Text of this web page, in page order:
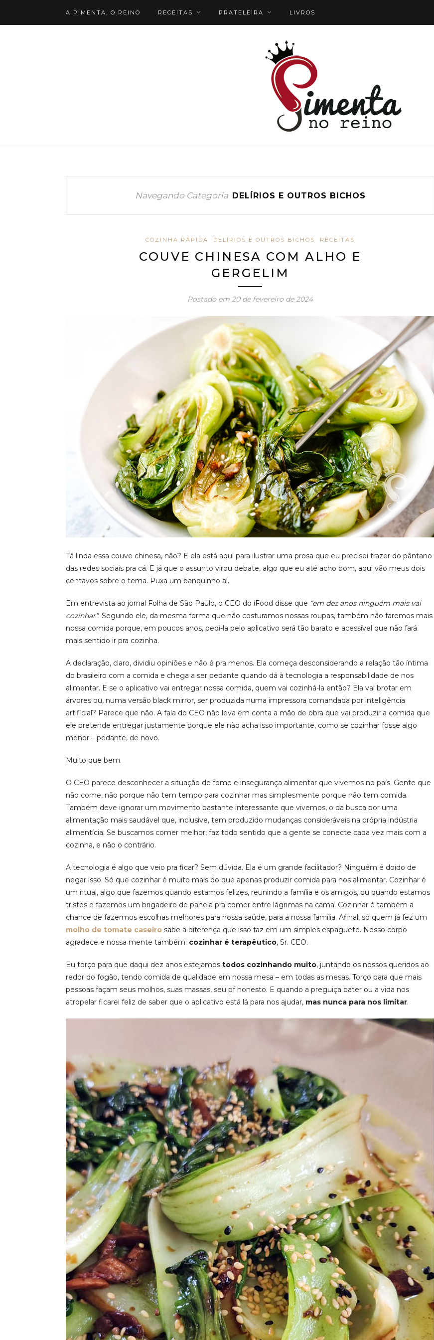
A PIMENTA, O REINO RECEITAS PRATELEIRA LIVROS
Navegando Categoria DELÍRIOS E OUTROS BICHOS
COZINHA RÁPIDA DELÍRIOS E OUTROS BICHOS RECEITAS
COUVE CHINESA COM ALHO E
GERGELIM
Postado em 20 de fevereiro de 2024
Tá linda essa couve chinesa, não? E ela está aqui para ilustrar uma prosa que eu precisei trazer do pântano
das redes sociais pra cá. E já que o assunto virou debate, algo que eu até acho bom, aqui vão meus dois
centavos sobre o tema. Puxa um banquinho aí.
Em entrevista ao jornal Folha de São Paulo, o CEO do iFood disse que “em dez anos ninguém mais vai
cozinhar”. Segundo ele, da mesma forma que não costuramos nossas roupas, também não faremos mais
nossa comida porque, em poucos anos, pedi-la pelo aplicativo será tão barato e acessível que não fará
mais sentido ir pra cozinha.
A declaração, claro, dividiu opiniões e não é pra menos. Ela começa desconsiderando a relação tão íntima
do brasileiro com a comida e chega a ser pedante quando dá à tecnologia a responsabilidade de nos
alimentar. E se o aplicativo vai entregar nossa comida, quem vai cozinhá-la então? Ela vai brotar em
árvores ou, numa versão black mirror, ser produzida numa impressora comandada por inteligência
artificial? Parece que não. A fala do CEO não leva em conta a mão de obra que vai produzir a comida que
ele pretende entregar justamente porque ele não acha isso importante, como se cozinhar fosse algo
menor – pedante, de novo.
Muito que bem.
O CEO parece desconhecer a situação de fome e insegurança alimentar que vivemos no país. Gente que
não come, não porque não tem tempo para cozinhar mas simplesmente porque não tem comida.
Também deve ignorar um movimento bastante interessante que vivemos, o da busca por uma
alimentação mais saudável que, inclusive, tem produzido mudanças consideráveis na própria indústria
alimentícia. Se buscamos comer melhor, faz todo sentido que a gente se conecte cada vez mais com a
cozinha, e não o contrário.
A tecnologia é algo que veio pra ficar? Sem dúvida. Ela é um grande facilitador? Ninguém é doido de
negar isso. Só que cozinhar é muito mais do que apenas produzir comida para nos alimentar. Cozinhar é
um ritual, algo que fazemos quando estamos felizes, reunindo a família e os amigos, ou quando estamos
tristes e fazemos um brigadeiro de panela pra comer entre lágrimas na cama. Cozinhar é também a
chance de fazermos escolhas melhores para nossa saúde, para a nossa família. Afinal, só quem já fez um
molho de tomate caseiro sabe a diferença que isso faz em um simples espaguete. Nosso corpo
agradece e nossa mente também: cozinhar é terapêutico, Sr. CEO.
Eu torço para que daqui dez anos estejamos todos cozinhando muito, juntando os nossos queridos ao
redor do fogão, tendo comida de qualidade em nossa mesa – em todas as mesas. Torço para que mais
pessoas façam seus molhos, suas massas, seu pf honesto. E quando a preguiça bater ou a vida nos
atropelar ficarei feliz de saber que o aplicativo está lá para nos ajudar, mas nunca para nos limitar.